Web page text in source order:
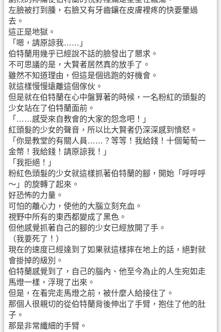
左臉被打到腫，右臉又有牙齒鑲在皮膚裡疼的快要暈過
去。
這正是地獄。
「嗯，請原諒我……」
伯特蘭用幾乎已經說不話的臉發出了懇求。
不可思議的是，大賢者居然真的放手了。
雖然不知道理由，但這是個逃跑的好機會。
就這樣慢慢遠離這個傢伙。
但是就在伯特蘭在心中盤算著的時候，一名粉紅的頭髮的
少女站在了伯特蘭面前。
「……感受來自教會的大家的怨念吧！」
紅頭髮的少女的聲音，所以比大賢者仍深深感到憤怒。
「你是教堂的有關人員……？等等！我給錢！十個葡萄一
金幣！我給錢！請原諒我！」
「我拒絕！」
粉紅色頭髮的少女就這樣抓著伯特蘭的腳，開始「呼呼呼
～」的旋轉了起來。
好恐怖的力量。
可怕的離心力，使他的大腦立刻充血。
視野中所有的東西都變成了黑色。
但他感覺抓著自己的腳的少女已經放開了手。
（我要死了！）
現在的速度已經達到了如果就這樣摔在地上的話，絕對就
會掛掉的級別。
伯特蘭感覺到了，自己的腦內、他至今為止的人生宛如走
馬燈一樣，浮現了出來。
但是，在看完走馬燈之前，被什麼人給接住了。
那個人很親切的從伯特蘭背後伸出了手臂，抱住了他的肚
子。
那是非常纖細的手臂。